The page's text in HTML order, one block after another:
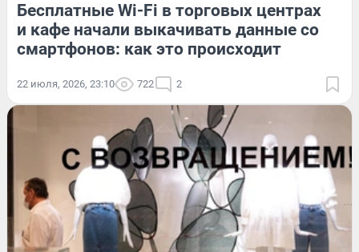
Бесплатные Wi-Fi в торговых центрах
и кафе начали выкачивать данные со
смартфонов: как это происходит
22 июля, 2026, 23:10 722 2